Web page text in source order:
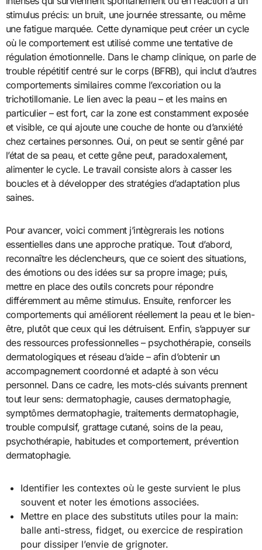
stimulus précis: un bruit, une journée stressante, ou même
une fatigue marquée. Cette dynamique peut créer un cycle
où le comportement est utilisé comme une tentative de
régulation émotionnelle. Dans le champ clinique, on parle de
trouble répétitif centré sur le corps (BFRB), qui inclut d’autres
comportements similaires comme l’excoriation ou la
trichotillomanie. Le lien avec la peau – et les mains en
particulier – est fort, car la zone est constamment exposée
et visible, ce qui ajoute une couche de honte ou d’anxiété
chez certaines personnes. Oui, on peut se sentir gêné par
l’état de sa peau, et cette gêne peut, paradoxalement,
alimenter le cycle. Le travail consiste alors à casser les
boucles et à développer des stratégies d’adaptation plus
saines.
Pour avancer, voici comment j’intègrerais les notions
essentielles dans une approche pratique. Tout d’abord,
reconnaître les déclencheurs, que ce soient des situations,
des émotions ou des idées sur sa propre image; puis,
mettre en place des outils concrets pour répondre
différemment au même stimulus. Ensuite, renforcer les
comportements qui améliorent réellement la peau et le bien-
être, plutôt que ceux qui les détruisent. Enfin, s’appuyer sur
des ressources professionnelles – psychothérapie, conseils
dermatologiques et réseau d’aide – afin d’obtenir un
accompagnement coordonné et adapté à son vécu
personnel. Dans ce cadre, les mots-clés suivants prennent
tout leur sens: dermatophagie, causes dermatophagie,
symptômes dermatophagie, traitements dermatophagie,
trouble compulsif, grattage cutané, soins de la peau,
psychothérapie, habitudes et comportement, prévention
dermatophagie.
Identifier les contextes où le geste survient le plus
souvent et noter les émotions associées.
Mettre en place des substituts utiles pour la main:
balle anti-stress, fidget, ou exercice de respiration
pour dissiper l’envie de grignoter.